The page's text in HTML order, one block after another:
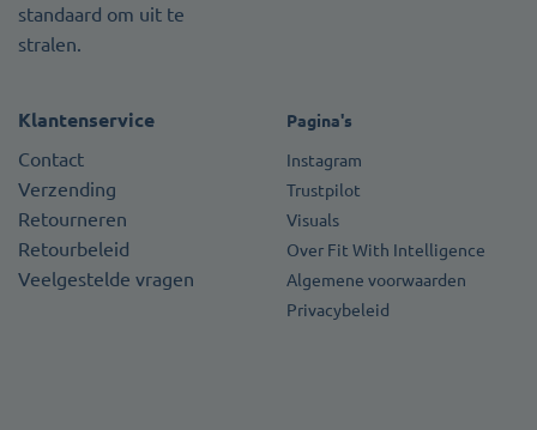
standaard om uit te
stralen.
Klantenservice
Contact
Verzending
Retourneren
Retourbeleid
Veelgestelde vragen
Pagina's
Instagram
Trustpilot
Visuals
Over Fit With Intelligence
Algemene voorwaarden
Privacybeleid